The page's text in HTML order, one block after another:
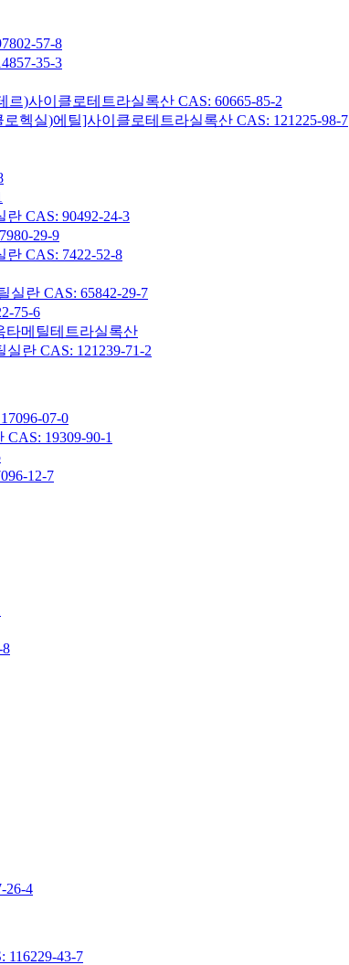
57-8
35-3
)사이클로테트라실록산 CAS: 60665-85-2
헥실)에틸]사이클로테트라실록산 CAS: 121225-98-7
CAS: 90492-24-3
29-9
CAS: 7422-52-8
실란 CAS: 65842-29-7
75-6
타메틸테트라실록산
란 CAS: 121239-71-2
07-0
19309-90-1
12-7
26-4
43-7